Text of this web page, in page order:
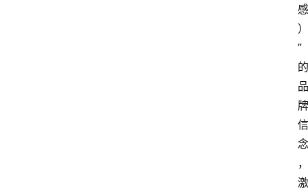
感
）
”
的
品
牌
信
念
，
激